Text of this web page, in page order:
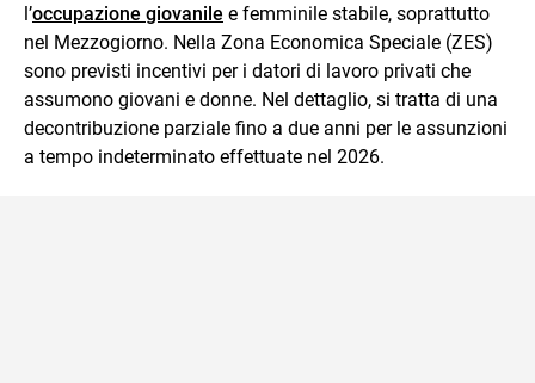
l’occupazione giovanile e femminile stabile, soprattutto
nel Mezzogiorno. Nella Zona Economica Speciale (ZES)
sono previsti incentivi per i datori di lavoro privati che
assumono giovani e donne. Nel dettaglio, si tratta di una
decontribuzione parziale fino a due anni per le assunzioni
a tempo indeterminato effettuate nel 2026.